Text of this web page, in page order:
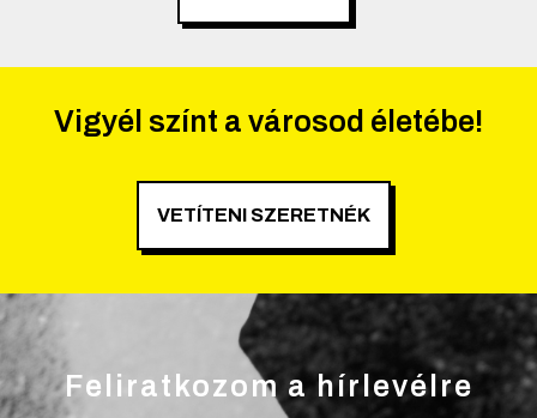
Vigyél színt a városod életébe!
VETÍTENI SZERETNÉK
Feliratkozom a hírlevélre